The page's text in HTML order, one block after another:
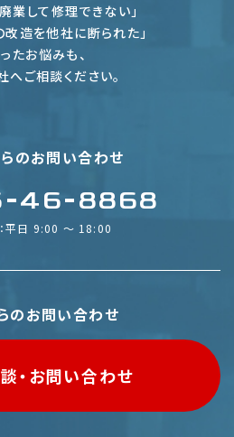
業して修理できない」
改造を他社に断られた」
たお悩みも、
へご相談ください。
のお問い合わせ
46-8868
平日 9:00 〜 18:00
のお問い合わせ
・お問い合わせ